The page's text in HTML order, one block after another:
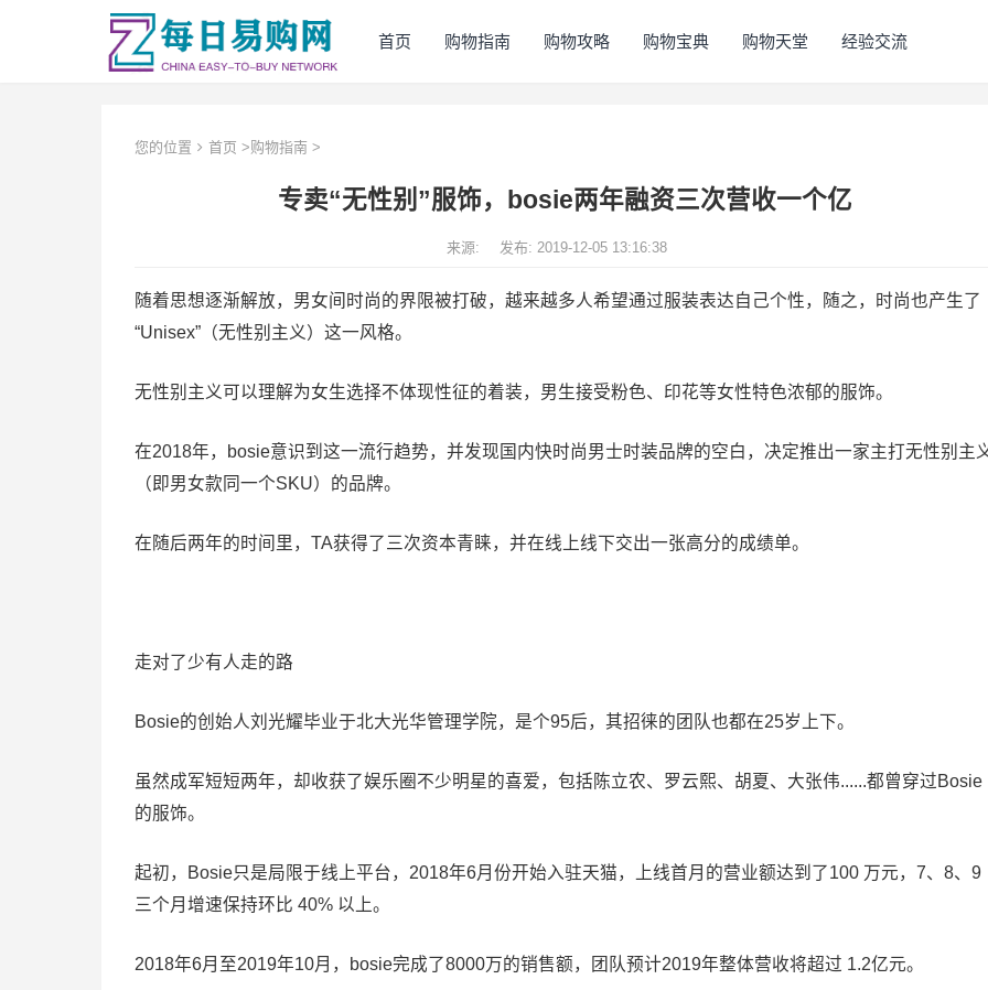
首页 购物指南 购物攻略 购物宝典 购物天堂 经验交流
您的位置 首页 >购物指南 >
专卖“无性别”服饰，bosie两年融资三次营收一个亿
来源: 发布: 2019-12-05 13:16:38
随着思想逐渐解放，男女间时尚的界限被打破，越来越多人希望通过服装表达自己个性，随之，时尚也产生了
“Unisex”（无性别主义）这一风格。
无性别主义可以理解为女生选择不体现性征的着装，男生接受粉色、印花等女性特色浓郁的服饰。
在2018年，bosie意识到这一流行趋势，并发现国内快时尚男士时装品牌的空白，决定推出一家主打无性别主
（即男女款同一个SKU）的品牌。
在随后两年的时间里，TA获得了三次资本青睐，并在线上线下交出一张高分的成绩单。
走对了少有人走的路
Bosie的创始人刘光耀毕业于北大光华管理学院，是个95后，其招徕的团队也都在25岁上下。
虽然成军短短两年，却收获了娱乐圈不少明星的喜爱，包括陈立农、罗云熙、胡夏、大张伟......都曾穿过Bosie
的服饰。
起初，Bosie只是局限于线上平台，2018年6月份开始入驻天猫，上线首月的营业额达到了100 万元，7、8、9
三个月增速保持环比 40% 以上。
2018年6月至2019年10月，bosie完成了8000万的销售额，团队预计2019年整体营收将超过 1.2亿元。